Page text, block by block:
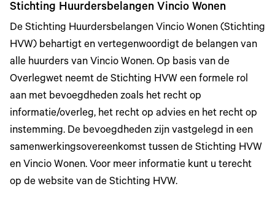
Stichting Huurdersbelangen Vincio Wonen
De Stichting Huurdersbelangen Vincio Wonen (Stichting
HVW) behartigt en vertegenwoordigt de belangen van
alle huurders van Vincio Wonen. Op basis van de
Overlegwet neemt de Stichting HVW een formele rol
aan met bevoegdheden zoals het recht op
informatie/overleg, het recht op advies en het recht op
instemming. De bevoegdheden zijn vastgelegd in een
samenwerkingsovereenkomst tussen de Stichting HVW
en Vincio Wonen. Voor meer informatie kunt u terecht
op de website van de Stichting HVW.